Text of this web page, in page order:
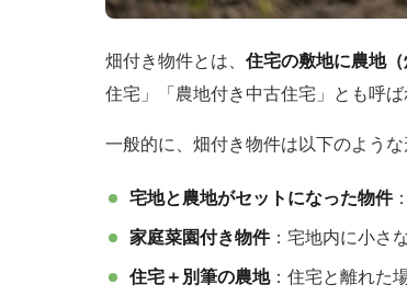
畑付き物件とは、 住宅の敷地に農地
住宅」「農地付き中古住宅」とも呼
一般的に、畑付き物件は以下のような
宅地と農地がセットになった物件
家庭菜園付き物件：宅地内に小さ
住宅＋別筆の農地：住宅と離れた